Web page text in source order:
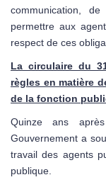
communication,
permettre aux
respect de ces
La circulaire du
règles en matière
de la fonction
Quinze ans
Gouvernement a
travail des agents
publique.